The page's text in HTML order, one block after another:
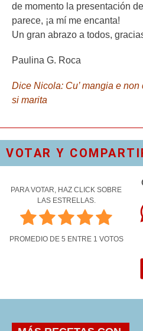
de momento la presentación
parece, ¡a mí me encanta!
Un gran abrazo a todos,
Paulina G. Roca
Dice Nicola: Cu’ mangia e
si marita
VOTAR Y
PARA VOTAR, HAZ CLICK SOBRE
LAS ESTRELLAS.
PROMEDIO DE 5 ENTRE 1 VOTOS